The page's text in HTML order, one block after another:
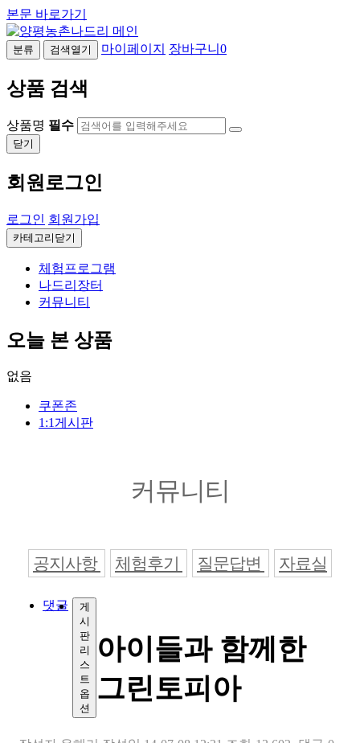
본문 바로가기
분류 검색열기 마이페이지 장바구니 0
상품 검색
상품명 필수
닫기
회원로그인
로그인 회원가입
카테고리닫기
체험프로그램
나드리장터
커뮤니티
오늘 본 상품
없음
쿠폰존
1:1게시판
커뮤니티
공지사항 체험후기 질문답변 자료실
댓글
게
시
판
리
스
트
옵
션
아이들과 함께한
그린토피아